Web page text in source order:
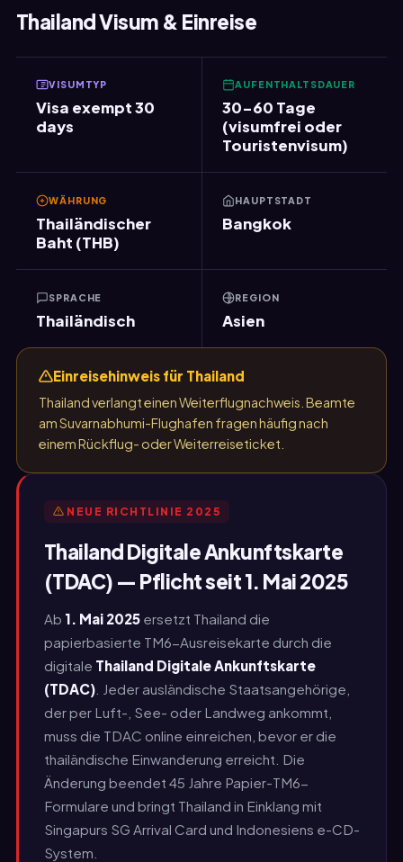
Thailand Visum & Einreise
VISUMTYP
Visa exempt 30
days
AUFENTHALTSDAUER
30-60 Tage
(visumfrei oder
Touristenvisum)
WÄHRUNG
Thailändischer
Baht (THB)
HAUPTSTADT
Bangkok
SPRACHE
Thailändisch
REGION
Asien
Einreisehinweis für Thailand
Thailand verlangt einen Weiterflugnachweis. Beamte
am Suvarnabhumi-Flughafen fragen häufig nach
einem Rückflug- oder Weiterreiseticket.
NEUE RICHTLINIE 2025
Thailand Digitale Ankunftskarte
(TDAC) — Pflicht seit 1. Mai 2025
Ab 1. Mai 2025ersetzt Thailand die
papierbasierte TM6-Ausreisekarte durch die
digitale Thailand Digitale Ankunftskarte
(TDAC). Jeder ausländische Staatsangehörige,
der per Luft-, See- oder Landweg ankommt,
muss die TDAC online einreichen, bevor er die
thailändische Einwanderung erreicht. Die
Änderung beendet 45 Jahre Papier-TM6-
Formulare und bringt Thailand in Einklang mit
Singapurs SG Arrival Card und Indonesiens e-CD-
System.